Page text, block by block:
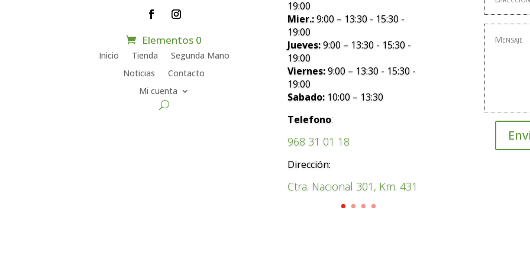
Elementos 0
Inicio Tienda
Segunda Mano
Noticias
Contacto
Mi cuenta
19:00
Mier.:9:00 – 13:30 - 15:30 -
19:00
Jueves:9:00 – 13:30 - 15:30 -
19:00
Viernes:9:00 – 13:30 - 15:30 -
19:00
Sabado: 10:00 – 13:30
Telefono:
968 31 01 18
Dirección:
Ctra. Nacional 301, Km. 431